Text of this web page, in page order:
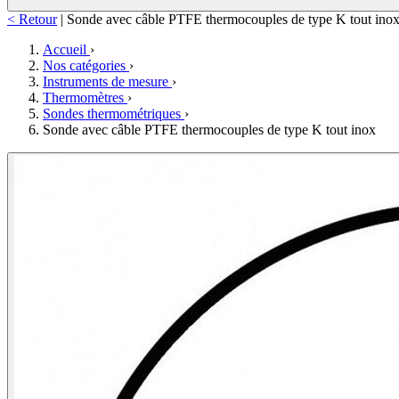
< Retour | Sonde avec câble PTFE thermocouples de type K tout inox
Accueil ›
Nos catégories ›
Instruments de mesure ›
Thermomètres ›
Sondes thermométriques ›
Sonde avec câble PTFE thermocouples de type K tout inox